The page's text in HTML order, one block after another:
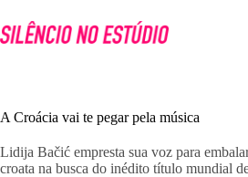
para
o
A Croácia vai te pegar pela música
Lidija Bačić empresta sua voz para
croata na busca do inédito título mundial